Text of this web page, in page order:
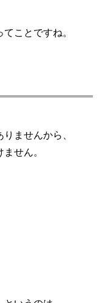
ことですね。
ませんから、
せん。